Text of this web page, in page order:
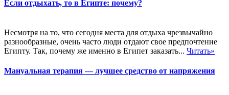
Если отдыхать, то в Египте: почему?
Несмотря на то, что сегодня места для отдыха чрезвычайно
разнообразные, очень часто люди отдают свое предпочтение
Египту. Так, почему же именно в Египет заказать... Читать»
Мануальная терапия — лучшее средство от напряжения